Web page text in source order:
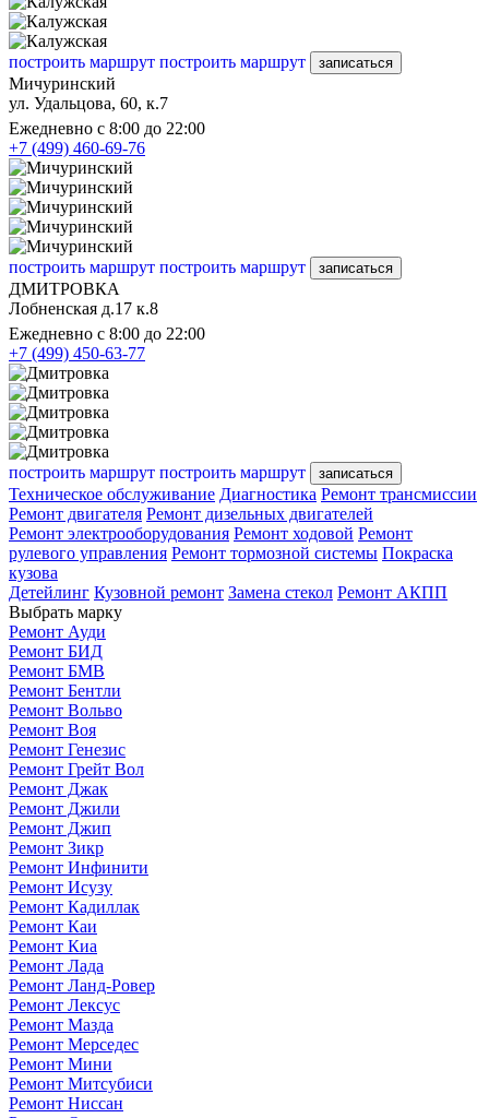
построить маршрут построить маршрут записаться
Мичуринский
ул. Удальцова, 60, к.7
Ежедневно с 8:00 до 22:00
+7 (499) 460-69-76
построить маршрут построить маршрут записаться
ДМИТРОВКА
Лобненская д.17 к.8
Ежедневно с 8:00 до 22:00
+7 (499) 450-63-77
построить маршрут построить маршрут записаться
Техническое обслуживание Диагностика Ремонт трансмиссии
Ремонт двигателя Ремонт дизельных двигателей
Ремонт электрооборудования Ремонт ходовой Ремонт
рулевого управления Ремонт тормозной системы Покраска
кузова
Детейлинг Кузовной ремонт Замена стекол Ремонт АКПП
Выбрать марку
Ремонт Ауди
Ремонт БИД
Ремонт БМВ
Ремонт Бентли
Ремонт Вольво
Ремонт Воя
Ремонт Генезис
Ремонт Грейт Вол
Ремонт Джак
Ремонт Джили
Ремонт Джип
Ремонт Зикр
Ремонт Инфинити
Ремонт Исузу
Ремонт Кадиллак
Ремонт Каи
Ремонт Киа
Ремонт Лада
Ремонт Ланд-Ровер
Ремонт Лексус
Ремонт Мазда
Ремонт Мерседес
Ремонт Мини
Ремонт Митсубиси
Ремонт Ниссан